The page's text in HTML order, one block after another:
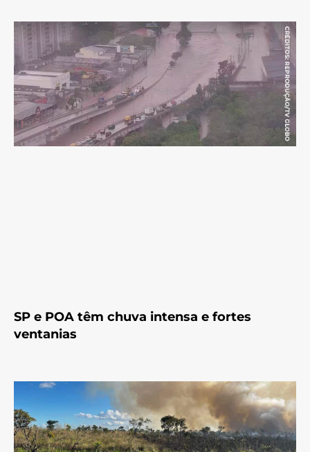
SP e POA têm chuva intensa e fortes
ventanias